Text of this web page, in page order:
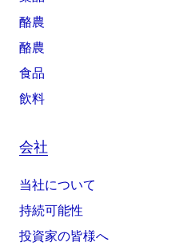
酪農
酪農
食品
飲料
会社
当社について
持続可能性
投資家の皆様へ